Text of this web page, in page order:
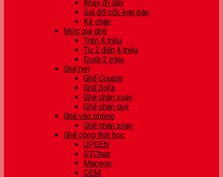
Khay đi dây
Giá đỡ cốc kẹp bàn
Kê chân
Mức giá ghế
Trên 4 triệu
Từ 2 đến 4 triệu
Dưới 2 triệu
Ghế net
Ghế Couple
Ghế Sofa
Ghế chân xoay
Ghế chân quỳ
Ghế văn phòng
Ghế chân xoay
Ghế công thái học
UPGEN
GTChair
Manson
OEM